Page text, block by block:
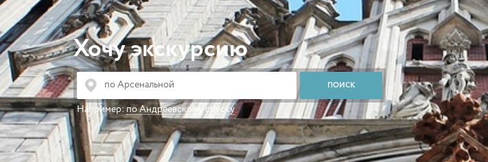
Хочу экскурсию
Например: по Андреевскому спуску